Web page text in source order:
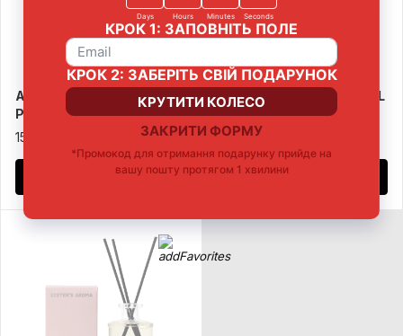
Аромат для дома HOTEL
PALO SANTO
1599 ₴
Купить
Аромат для дома HOTEL
ROYAL OUD
1599 ₴
Купить